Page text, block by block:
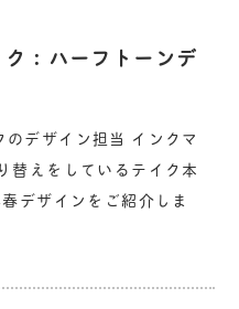
：ハーフトーンデ
デザイン担当 インクマ
替えをしているテイク本
デザインをご紹介しま